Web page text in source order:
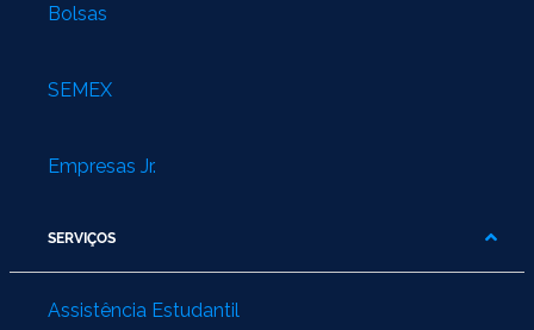
Bolsas
SEMEX
Empresas Jr.
SERVIÇOS
Assistência Estudantil